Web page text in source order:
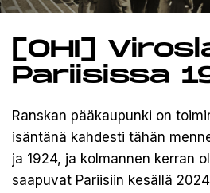
[OHI]
Pariisissa
Ranskan pääkaupunki on
isäntänä kahdesti tähän
ja 1924, ja kolmannen kerran
saapuvat Pariisiin kesällä